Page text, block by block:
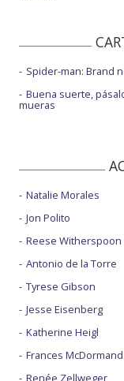
Spider-man: Brand
Buena suerte,
mueras
Natalie Morales
Jon Polito
Reese Witherspoon
Antonio de la Torre
Tyrese Gibson
Jesse Eisenberg
Katherine Heigl
Frances McDormand
Renée Zellweger